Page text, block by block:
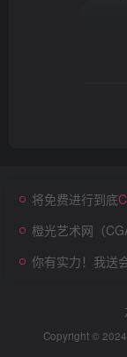
将免费进行到底
橙光艺术网（
你有实力！我送
Copyright © 2024